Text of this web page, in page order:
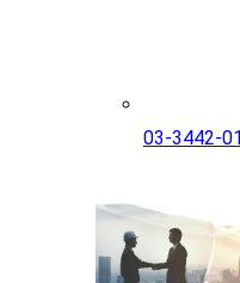
03-3442-